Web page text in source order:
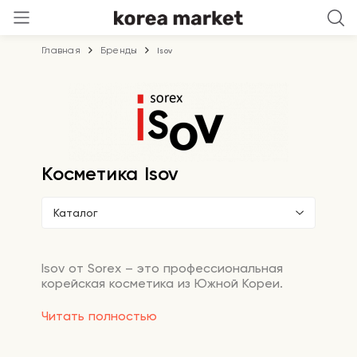
Главная Бренды Isov
Косметика Isov
Каталог
Читать полностью
Isov от Sorex – это профессиональная
корейская косметика из Южной Кореи.
стволовых клеток растений обеспечивает